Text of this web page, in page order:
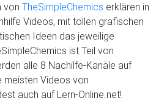
von TheSimpleChemics erklären in
Videos, mit tollen grafischen
Ideen das jeweilige
ist Teil von
alle 8 Nachilfe-Kanäle auf
meisten Videos von
auch auf Lern-Online.net!